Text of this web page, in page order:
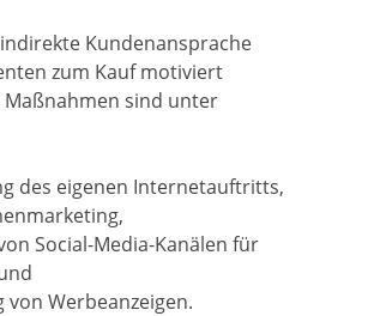
Kundenansprache
zum Kauf motiviert
Maßnahmen sind unter
des eigenen Internetauftritts,
Social-Media-Kanälen für
von Werbeanzeigen.